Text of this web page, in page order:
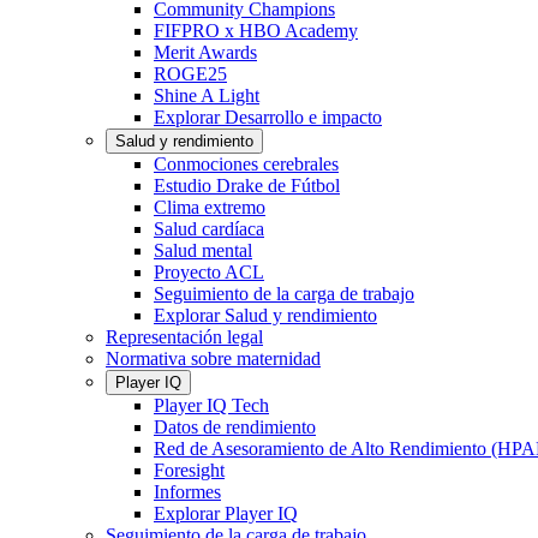
Community Champions
FIFPRO x HBO Academy
Merit Awards
ROGE25
Shine A Light
Explorar Desarrollo e impacto
Salud y rendimiento
Conmociones cerebrales
Estudio Drake de Fútbol
Clima extremo
Salud cardíaca
Salud mental
Proyecto ACL
Seguimiento de la carga de trabajo
Explorar Salud y rendimiento
Representación legal
Normativa sobre maternidad
Player IQ
Player IQ Tech
Datos de rendimiento
Red de Asesoramiento de Alto Rendimiento
Foresight
Informes
Explorar Player IQ